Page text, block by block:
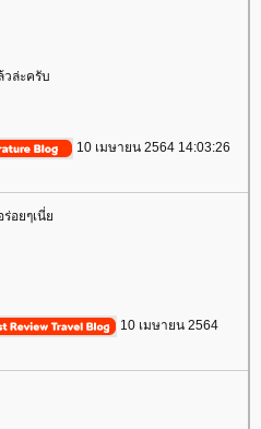
ล่ะครับ
10 เมษายน 2564 14:03:26
ร่อยๆเนี่
10 เมษายน 2564